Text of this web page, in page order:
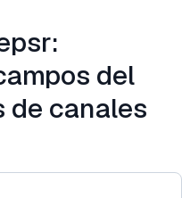
del
de canales